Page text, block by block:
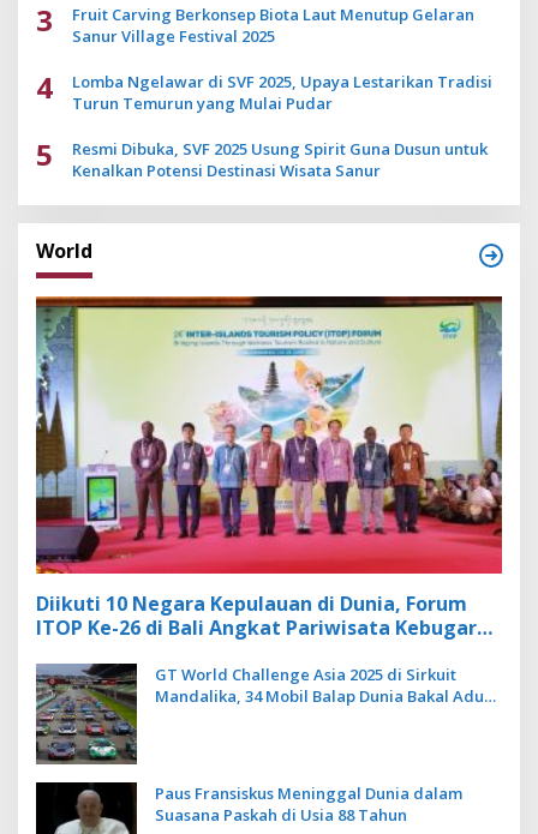
3
Fruit Carving Berkonsep Biota Laut Menutup Gelaran
Sanur Village Festival 2025
4
Lomba Ngelawar di SVF 2025, Upaya Lestarikan Tradisi
Turun Temurun yang Mulai Pudar
5
Resmi Dibuka, SVF 2025 Usung Spirit Guna Dusun untuk
Kenalkan Potensi Destinasi Wisata Sanur
World
Diikuti 10 Negara Kepulauan di Dunia, Forum
ITOP Ke-26 di Bali Angkat Pariwisata Kebugaran
GT World Challenge Asia 2025 di Sirkuit
Mandalika, 34 Mobil Balap Dunia Bakal Adu
Paus Fransiskus Meninggal Dunia dalam
Suasana Paskah di Usia 88 Tahun